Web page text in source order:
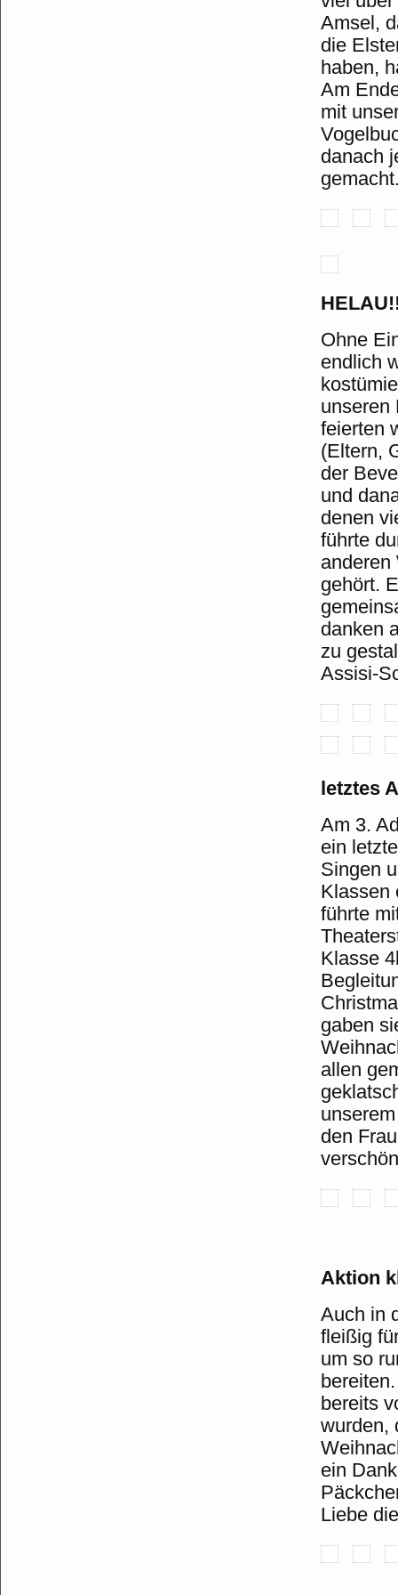
Amsel,
die
haben,
Am
mit
danach
Ohne
endlich
unseren
feierten
(Eltern,
der
und
denen
führte
anderen
gehört.
danken
zu
Assisi-
letztes
Am 3.
ein
Singen
Klassen
führte
Klasse
gaben
allen
den
Aktion
Auch in
fleißig
um so
bereits
wurden,
ein
Liebe